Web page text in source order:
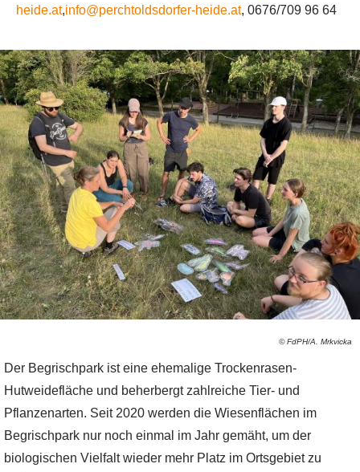
heide.at,info@perchtoldsdorfer-heide.at, 0676/709 96 64
© FdPH/A. Mrkvicka
Der Begrischpark ist eine ehemalige Trockenrasen-
Hutweidefläche und beherbergt zahlreiche Tier- und
Pflanzenarten. Seit 2020 werden die Wiesenflächen im
Begrischpark nur noch einmal im Jahr gemäht, um der
biologischen Vielfalt wieder mehr Platz im Ortsgebiet zu